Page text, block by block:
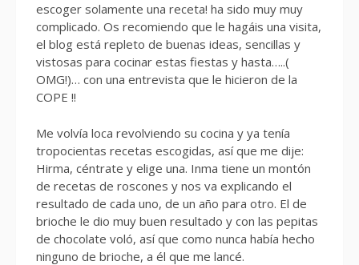
escoger solamente una receta! ha sido muy muy
complicado. Os recomiendo que le hagáis una visita,
el blog está repleto de buenas ideas, sencillas y
vistosas para cocinar estas fiestas y hasta…..(
OMG!)… con una entrevista que le hicieron de la
COPE !!
Me volvía loca revolviendo su cocina y ya tenía
tropocientas recetas escogidas, así que me dije:
Hirma, céntrate y elige una. Inma tiene un montón
de recetas de roscones y nos va explicando el
resultado de cada uno, de un año para otro. El de
brioche le dio muy buen resultado y con las pepitas
de chocolate voló, así que como nunca había hecho
ninguno de brioche, a él que me lancé.